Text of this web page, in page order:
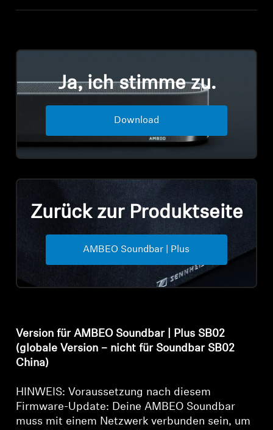
Ja, ich stimme zu.
Download
Zurück zur Produktseite
AMBEO Soundbar | Plus
Version für AMBEO Soundbar | Plus SB02
(globale Version – nicht für Soundbar SB02
China)
HINWEIS: Voraussetzung nach diesem
Firmware-Update: Deine AMBEO Soundbar
muss mit einem Netzwerk verbunden sein, um
Anmeldung erforderlich
Melden Sie sich bei Ihrem Konto an, um
Login